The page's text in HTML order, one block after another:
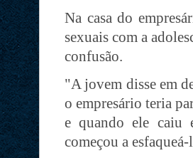
Na casa do
sexuais com a
confusão.
"A jovem disse em
o empresário teria
e quando ele caiu
começou a